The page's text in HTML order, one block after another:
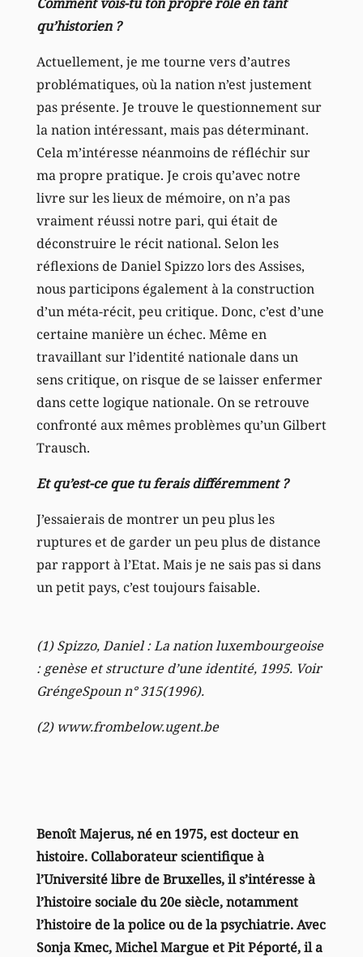
qu’historien ?
Actuellement, je me tourne vers d’autres
problématiques, où la nation n’est justement
pas présente. Je trouve le questionnement sur
la nation intéressant, mais pas déterminant.
Cela m’intéresse néanmoins de réfléchir sur
ma propre pratique. Je crois qu’avec notre
livre sur les lieux de mémoire, on n’a pas
vraiment réussi notre pari, qui était de
déconstruire le récit national. Selon les
réflexions de Daniel Spizzo lors des Assises,
nous participons également à la construction
d’un méta-récit, peu critique. Donc, c’est d’une
certaine manière un échec. Même en
travaillant sur l’identité nationale dans un
sens critique, on risque de se laisser enfermer
dans cette logique nationale. On se retrouve
confronté aux mêmes problèmes qu’un Gilbert
Trausch.
Et qu’est-ce que tu ferais différemment ?
J’essaierais de montrer un peu plus les
ruptures et de garder un peu plus de distance
par rapport à l’Etat. Mais je ne sais pas si dans
un petit pays, c’est toujours faisable.
(1) Spizzo, Daniel : La nation luxembourgeoise
: genèse et structure d’une identité, 1995. Voir
GréngeSpoun n° 315(1996).
(2) www.frombelow.ugent.be
Benoît Majerus, né en 1975, est docteur en
histoire. Collaborateur scientifique à
l’Université libre de Bruxelles, il s’intéresse à
l’histoire sociale du 20e siècle, notamment
l’histoire de la police ou de la psychiatrie. Avec
Sonja Kmec, Michel Margue et Pit Péporté, il a